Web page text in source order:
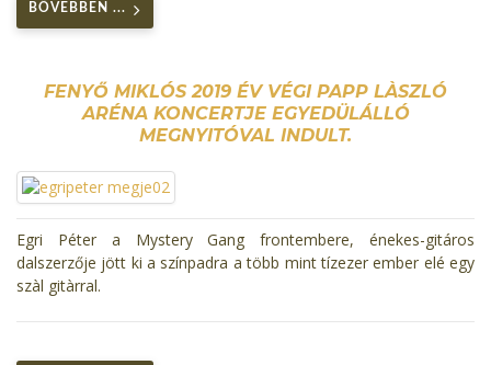
BŐVEBBEN ...
FENYŐ MIKLÓS 2019 ÉV VÉGI PAPP LÀSZLÓ
ARÉNA KONCERTJE EGYEDÜLÁLLÓ
MEGNYITÓVAL INDULT.
Egri Péter a Mystery Gang frontembere, énekes-gitáros
dalszerzője jött ki a színpadra a több mint tízezer ember elé egy
szàl gitàrral.